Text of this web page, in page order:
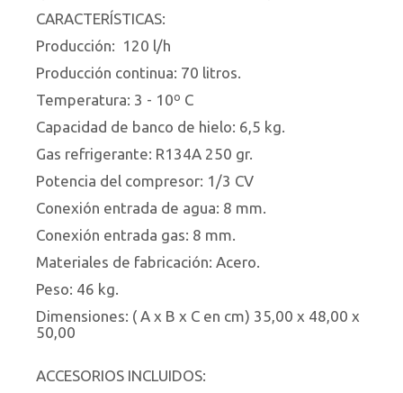
CARACTERÍSTICAS:
Producción: 120 l/h
Producción continua: 70 litros.
Temperatura: 3 - 10º C
Capacidad de banco de hielo: 6,5 kg.
Gas refrigerante: R134A 250 gr.
Potencia del compresor: 1/3 CV
Conexión entrada de agua: 8 mm.
Conexión entrada gas: 8 mm.
Materiales de fabricación: Acero.
Peso: 46 kg.
Dimensiones: ( A x B x C en cm) 35,00 x 48,00 x
50,00
ACCESORIOS INCLUIDOS: